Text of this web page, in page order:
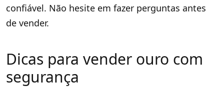
confiável. Não hesite em fazer perguntas antes
de vender.
Dicas para vender ouro com
segurança